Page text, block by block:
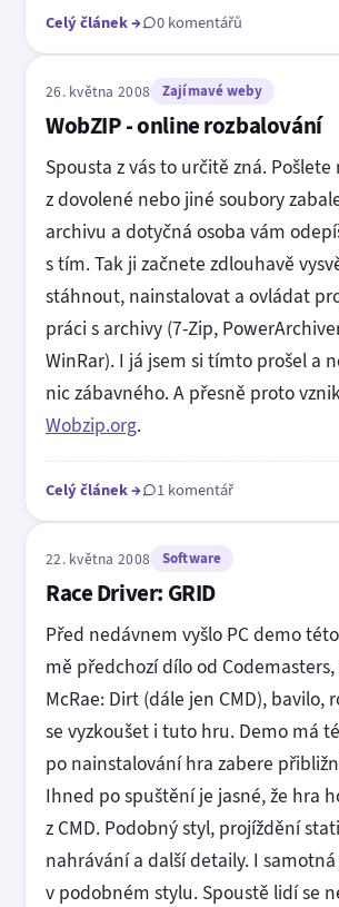
Celý článek→ 0 komentářů
26. května 2008 Zajímavé weby
WobZIP - online rozbalování
Spousta z vás to určitě zná.
z dovolené nebo jiné soubory
archivu a dotyčná osoba vám
s tím. Tak ji začnete zdlouhavě
stáhnout, nainstalovat a ovládat
práci s archivy (7-Zip,
WinRar). I já jsem si tímto prošel a
nic zábavného. A přesně proto
Wobzip.org.
Celý článek→ 1 komentář
22. května 2008 Software
Race Driver: GRID
Před nedávnem vyšlo PC demo
mě předchozí dílo od
McRae: Dirt (dále jen CMD), bavilo,
se vyzkoušet i tuto hru. Demo má
po nainstalování hra zabere
Ihned po spuštění je jasné, že hra
z CMD. Podobný styl, projíždění
nahrávání a další detaily. I
v podobném stylu. Spoustě lidí se